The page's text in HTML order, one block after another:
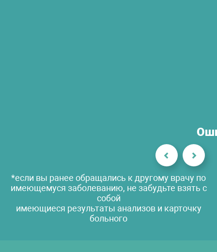
*если вы ранее обращались к другому врачу по
имеющемуся заболеванию, не забудьте взять с
собой
имеющиеся результаты анализов и карточку
больного